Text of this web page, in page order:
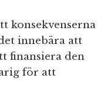
konsekvenserna
innebära att
finansiera den
för att